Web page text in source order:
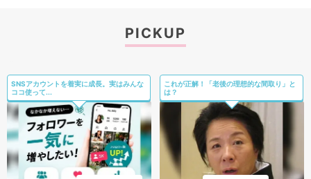
PICKUP
SNSアカウントを着実に成長。実はみんな
ココ使って...
これが正解！「老後の理想的な間取り」と
は？